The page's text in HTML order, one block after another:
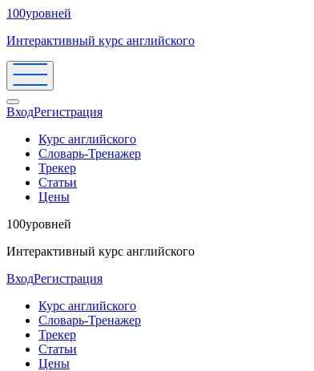
100уровней
Интерактивный курс английского
ВходРегистрация
Курс английского
Словарь-Тренажер
Трекер
Статьи
Цены
100уровней
Интерактивный курс английского
ВходРегистрация
Курс английского
Словарь-Тренажер
Трекер
Статьи
Цены